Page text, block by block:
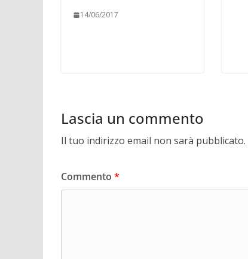
14/06/2017
Lascia un commento
Il tuo indirizzo email non sarà pubblicato.
Commento *